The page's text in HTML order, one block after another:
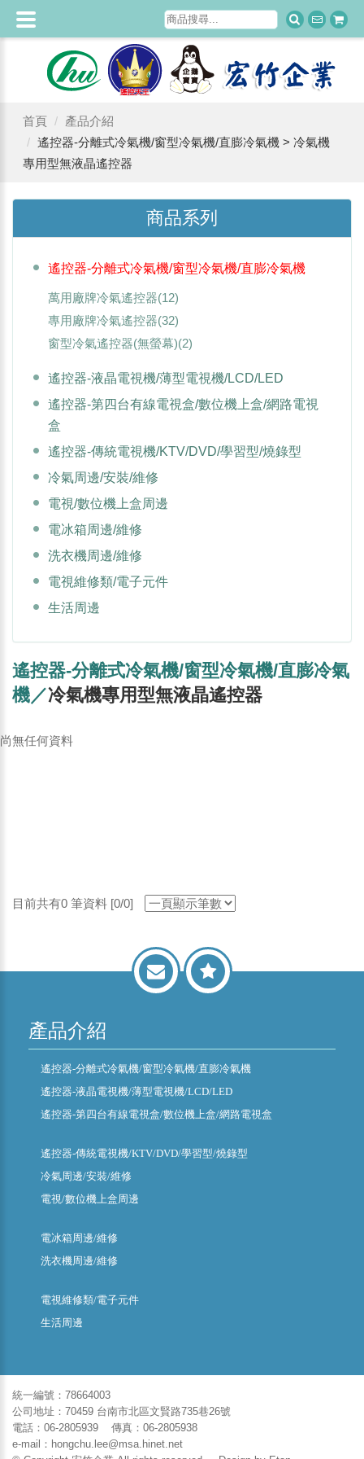
首頁
產品介紹
遙控器-分離式冷氣機/窗型冷氣機/直膨冷氣機 > 冷氣機
專用型無液晶遙控器
商品系列
遙控器-分離式冷氣機/窗型冷氣機/直膨冷氣機
萬用廠牌冷氣遙控器(12)
專用廠牌冷氣遙控器(32)
窗型冷氣遙控器(無螢幕)(2)
遙控器-液晶電視機/薄型電視機/LCD/LED
遙控器-第四台有線電視盒/數位機上盒/網路電視
盒
遙控器-傳統電視機/KTV/DVD/學習型/燒錄型
冷氣周邊/安裝/維修
電視/數位機上盒周邊
電冰箱周邊/維修
洗衣機周邊/維修
電視維修類/電子元件
生活周邊
遙控器-分離式冷氣機/窗型冷氣機/直膨冷氣
機／冷氣機專用型無液晶遙控器
尚無任何資料
目前共有0 筆資料 [0/0]
產品介紹
遙控器-分離式冷氣機/窗型冷氣機/直膨冷氣機
遙控器-液晶電視機/薄型電視機/LCD/LED
遙控器-第四台有線電視盒/數位機上盒/網路電視盒
遙控器-傳統電視機/KTV/DVD/學習型/燒錄型
冷氣周邊/安裝/維修
電視/數位機上盒周邊
電冰箱周邊/維修
洗衣機周邊/維修
電視維修類/電子元件
生活周邊
統一編號：78664003
公司地址：70459 台南市北區文賢路735巷26號
電話：06-2805939 傳真：06-2805938
e-mail：hongchu.lee@msa.hinet.net